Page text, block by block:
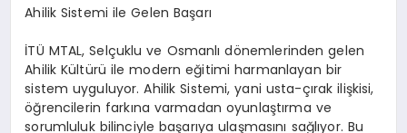
Ahilik Sistemi ile Gelen Başarı
İTÜ MTAL, Selçuklu ve Osmanlı dönemlerinden gelen
Ahilik Kültürü ile modern eğitimi harmanlayan bir
sistem uyguluyor. Ahilik Sistemi, yani usta-çırak ilişkisi,
öğrencilerin farkına varmadan oyunlaştırma ve
sorumluluk bilinciyle başarıya ulaşmasını sağlıyor. Bu